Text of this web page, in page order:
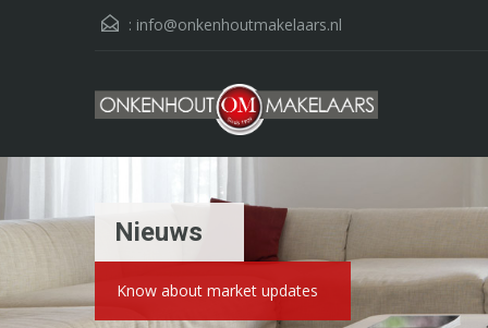
: info@onkenhoutmakelaars.nl
Nieuws
Know about market updates